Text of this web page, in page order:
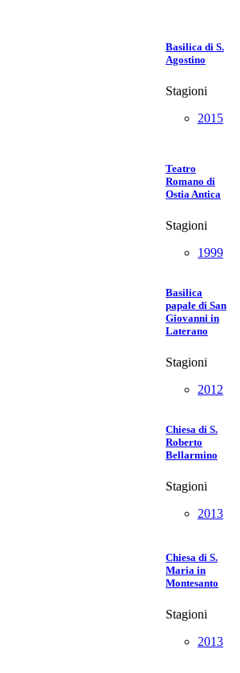
Basilica di S.
Agostino
Stagioni
2015
Teatro
Romano di
Ostia Antica
Stagioni
1999
Basilica
papale di San
Giovanni in
Laterano
Stagioni
2012
Chiesa di S.
Roberto
Bellarmino
Stagioni
2013
Chiesa di S.
Maria in
Montesanto
Stagioni
2013